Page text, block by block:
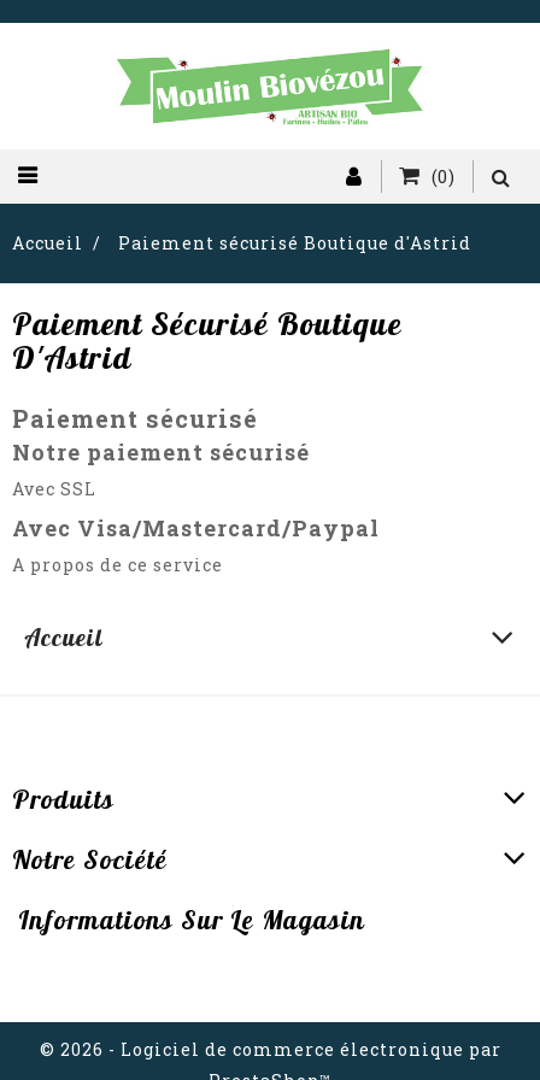
(0)
Accueil Paiement sécurisé Boutique d'Astrid
Paiement Sécurisé Boutique
D'Astrid
Paiement sécurisé
Notre paiement sécurisé
Avec SSL
Avec Visa/Mastercard/Paypal
A propos de ce service
Accueil
Produits
Notre Société
Informations Sur Le Magasin
© 2026 - Logiciel de commerce électronique par